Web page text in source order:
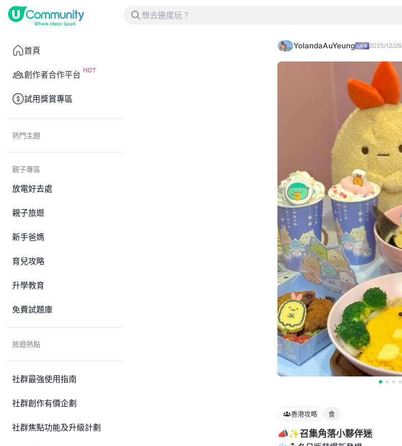
首頁
創作者合作平台
試用獎賞專區
熱門主題
親子專區
放電好去處
親子旅遊
新手爸媽
育兒攻略
升學教育
免費試題庫
旅遊熱點
社群最強使用指南
社群創作有價企劃
社群焦點功能及升級計劃
YolandaAuYeung 2025/12/26
香港攻略 食
📣✨召集角落小夥伴迷